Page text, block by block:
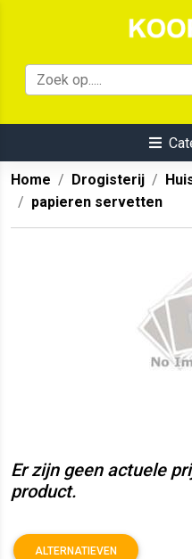
Home Drogisterij
papieren servetten
Er zijn geen actuele
product.
ALTERNATIEVEN